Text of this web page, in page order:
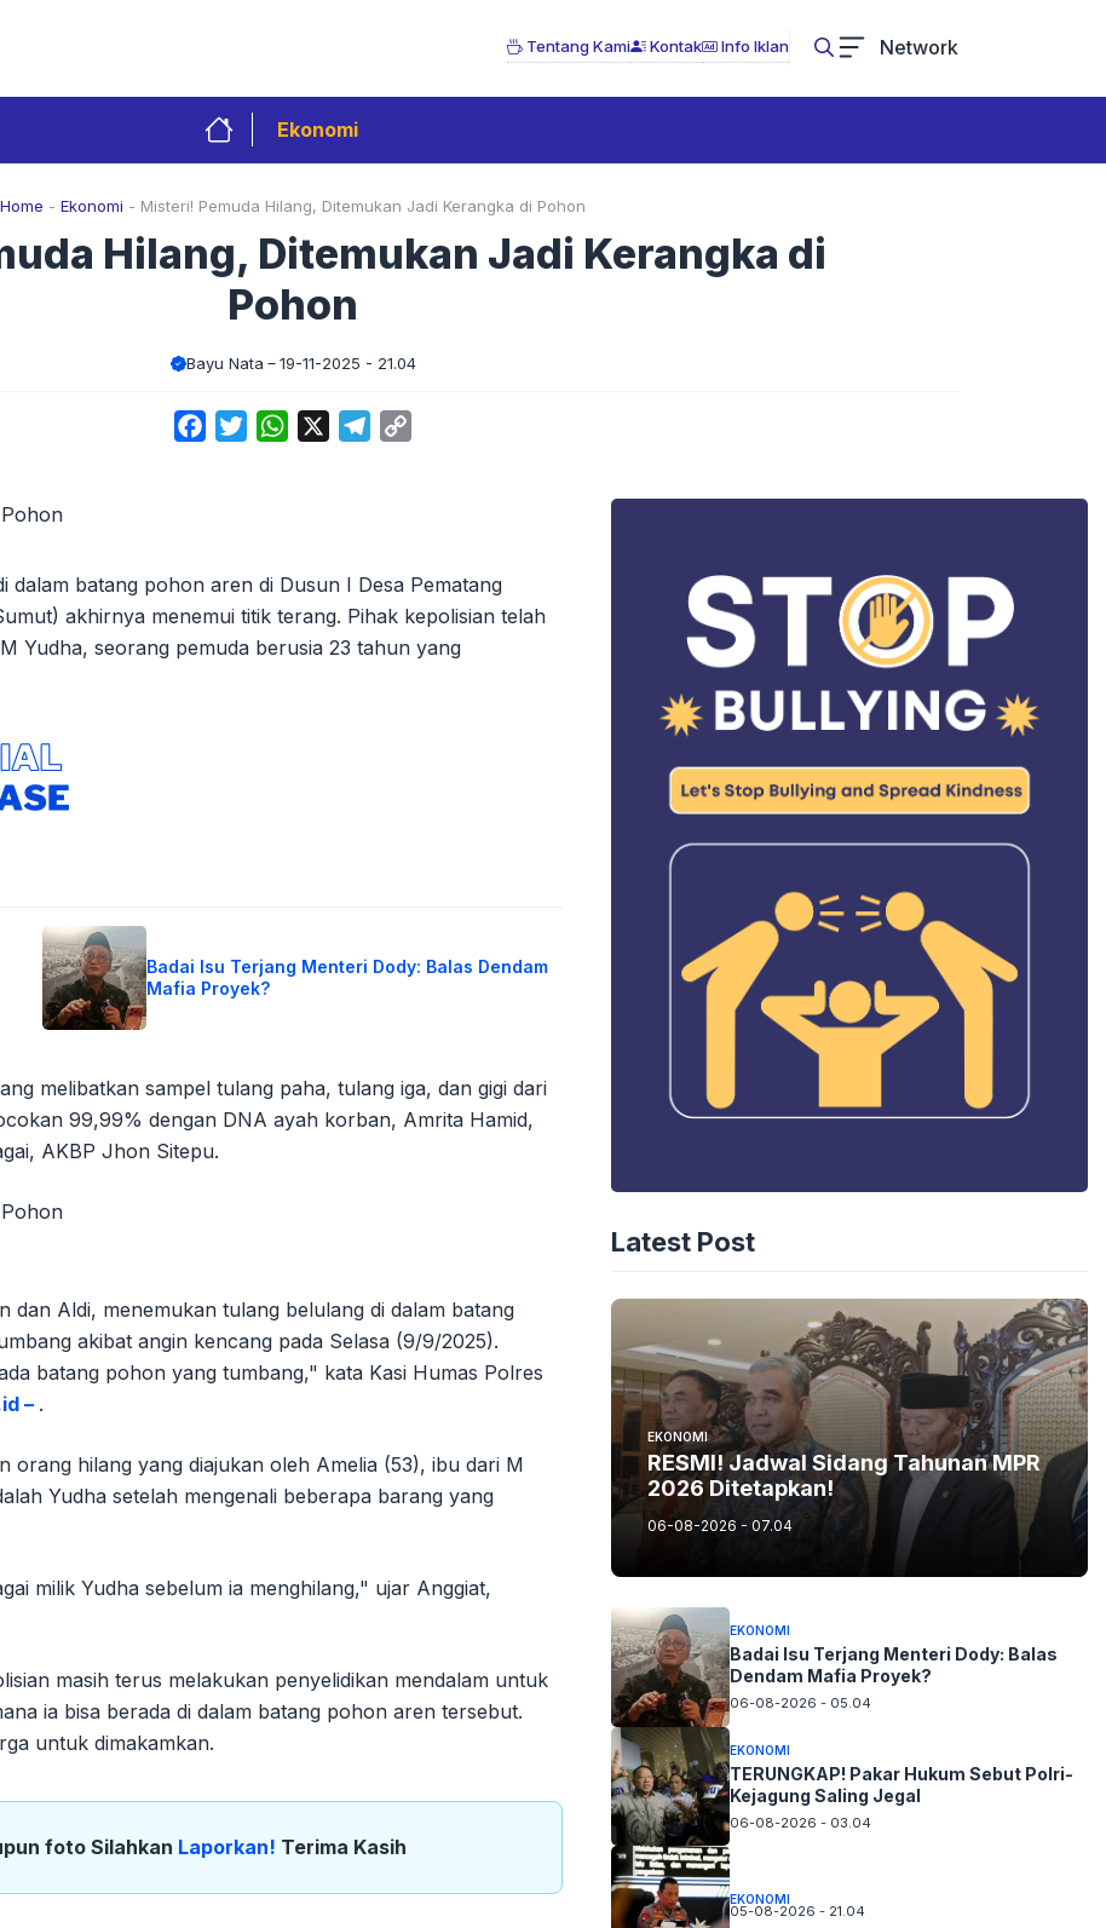
Tentang Kami Kontak Info Iklan Network
Ekonomi
Home - Ekonomi - Misteri! Pemuda Hilang, Ditemukan Jadi Kerangka di Pohon
Hilang, Ditemukan Jadi Kerangka di
Pohon
Bayu Nata 19-11-2025 - 21.04
FacebookTwitterWhatsApp Telegram
dalam batang pohon aren di Dusun I Desa Pematang
akhirnya menemui titik terang. Pihak kepolisian telah
Yudha, seorang pemuda berusia 23 tahun yang
Badai Isu Terjang Menteri Dody: Balas Dendam
Mafia Proyek?
melibatkan sampel tulang paha, tulang iga, dan gigi dari
99,99% dengan DNA ayah korban, Amrita Hamid,
AKBP Jhon Sitepu.
dan Aldi, menemukan tulang belulang di dalam batang
akibat angin kencang pada Selasa (9/9/2025).
batang pohon yang tumbang," kata Kasi Humas Polres
– .
orang hilang yang diajukan oleh Amelia (53), ibu dari M
Yudha setelah mengenali beberapa barang yang
milik Yudha sebelum ia menghilang," ujar Anggiat,
masih terus melakukan penyelidikan mendalam untuk
ia bisa berada di dalam batang pohon aren tersebut.
untuk dimakamkan.
foto Silahkan Laporkan! Terima Kasih
Latest Post
EKONOMI
RESMI! Jadwal Sidang Tahunan MPR
2026 Ditetapkan!
06-08-2026 - 07.04
EKONOMI
Badai Isu Terjang Menteri Dody: Balas
Dendam Mafia Proyek?
06-08-2026 - 05.04
EKONOMI
TERUNGKAP! Pakar Hukum Sebut Polri-
Kejagung Saling Jegal
06-08-2026 - 03.04
EKONOMI
05-08-2026 - 21.04